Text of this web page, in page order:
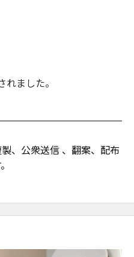
ました。
、公衆送信 、翻案、配布